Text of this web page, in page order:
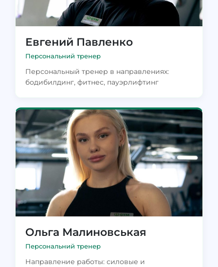
Евгений Павленко
Персональний тренер
Персональный тренер в направлениях:
бодибилдинг, фитнес, пауэрлифтинг
Ольга Малиновськая
Персональний тренер
Направление работы: силовые и